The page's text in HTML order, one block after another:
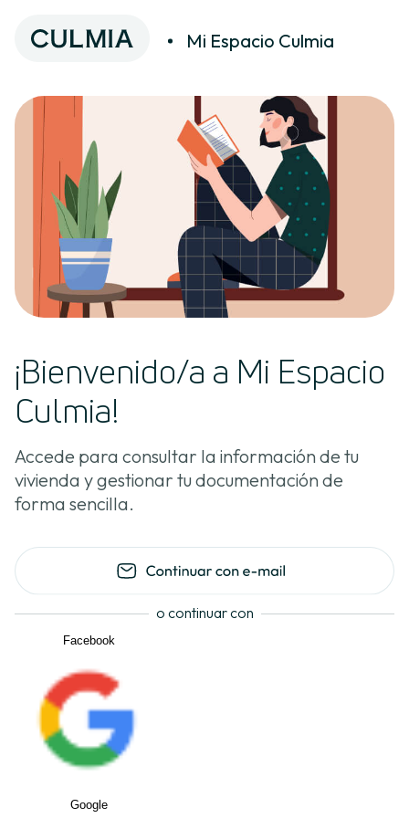
Mi Espacio Culmia
¡Bienvenido/a a Mi Espacio
Culmia!
Accede para consultar la información de tu
vivienda y gestionar tu documentación de
forma sencilla.
o continuar con
Facebook
Google